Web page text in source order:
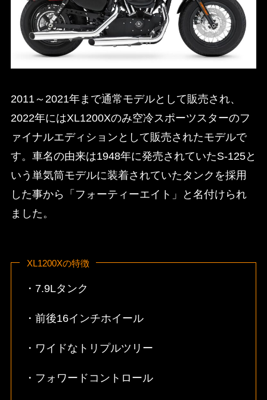
2011～2021年まで通常モデルとして販売され、
2022年にはXL1200Xのみ空冷スポーツスターのフ
ァイナルエディションとして販売されたモデルで
す。車名の由来は1948年に発売されていたS-125と
いう単気筒モデルに装着されていたタンクを採用
した事から「フォーティーエイト」と名付けられ
ました。
XL1200Xの特徴
・7.9Lタンク
・前後16インチホイール
・ワイドなトリプルツリー
・フォワードコントロール